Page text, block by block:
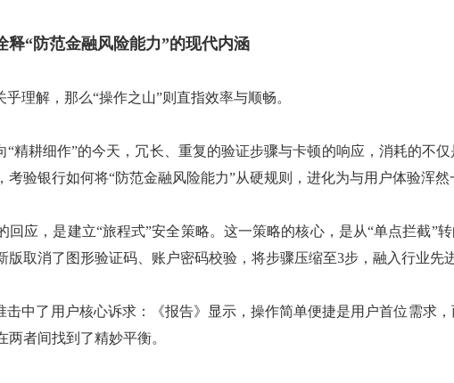
释“防范金融风险能力”的现代内涵
乎理解，那么“操作之山”则直指效率与顺畅。
“精耕细作”的今天，冗长、重复的验证步骤与卡顿的响应，消耗的不
考验银行如何将“防范金融风险能力”从硬规则，进化为与用户体验浑然
回应，是建立“旅程式”安全策略。这一策略的核心，是从“单点拦截”
版取消了图形验证码、账户密码校验，将步骤压缩至3步，融入行业先
击中了用户核心诉求：《报告》显示，操作简单便捷是用户首位需求
两者间找到了精妙平衡。